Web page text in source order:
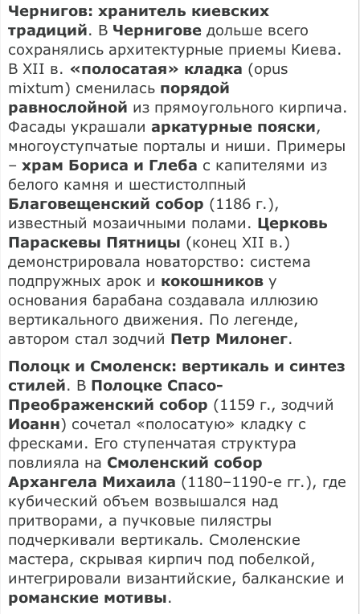
Чернигов: хранитель киевских
традиций. В Чернигове дольше всего
сохранялись архитектурные приемы Киева.
В XII в. «полосатая» кладка (opus
mixtum) сменилась порядой
равнослойной из прямоугольного кирпича.
Фасады украшали аркатурные пояски,
многоуступчатые порталы и ниши. Примеры
– храм Бориса и Глеба с капителями из
белого камня и шестистолпный
Благовещенский собор (1186 г.),
известный мозаичными полами. Церковь
Параскевы Пятницы (конец XII в.)
демонстрировала новаторство: система
подпружных арок и кокошников у
основания барабана создавала иллюзию
вертикального движения. По легенде,
автором стал зодчий Петр Милонег.
Полоцк и Смоленск: вертикаль и синтез
стилей. В Полоцке Спасо-
Преображенский собор (1159 г., зодчий
Иоанн) сочетал «полосатую» кладку с
фресками. Его ступенчатая структура
повлияла на Смоленский собор
Архангела Михаила (1180–1190-е гг.), где
кубический объем возвышался над
притворами, а пучковые пилястры
подчеркивали вертикаль. Смоленские
мастера, скрывая кирпич под побелкой,
интегрировали византийские, балканские и
романские мотивы.